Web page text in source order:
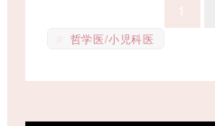
1
哲学医/小児科医